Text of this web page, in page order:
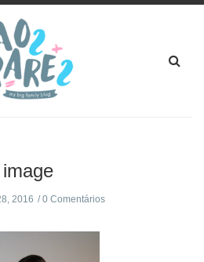
image
2016 0 Comentários